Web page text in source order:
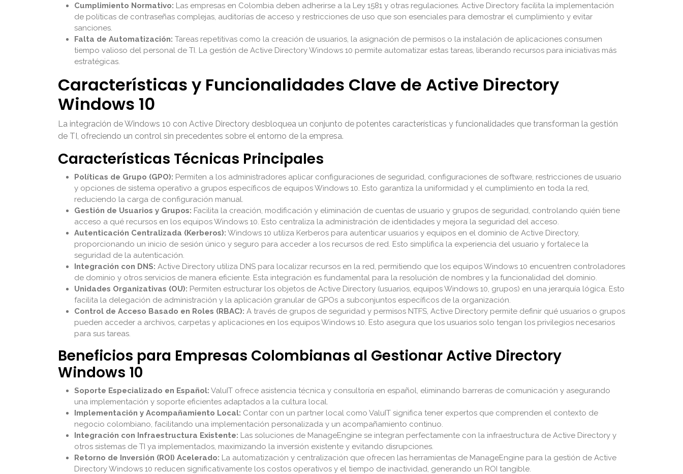
Cumplimiento Normativo: Las empresas en Colombia deben adherirse a la Ley 1581 y otras regulaciones. Active Directory facilita la implementación
de políticas de contraseñas complejas, auditorías de acceso y restricciones de uso que son esenciales para demostrar el cumplimiento y evitar
sanciones.
Falta de Automatización: Tareas repetitivas como la creación de usuarios, la asignación de permisos o la instalación de aplicaciones consumen
tiempo valioso del personal de TI. La gestión de Active Directory Windows 10 permite automatizar estas tareas, liberando recursos para iniciativas más
estratégicas.
Características y Funcionalidades Clave de Active Directory
Windows 10
La integración de Windows 10 con Active Directory desbloquea un conjunto de potentes características y funcionalidades que transforman la gestión
de TI, ofreciendo un control sin precedentes sobre el entorno de la empresa.
Características Técnicas Principales
Políticas de Grupo (GPO): Permiten a los administradores aplicar configuraciones de seguridad, configuraciones de software, restricciones de usuario
y opciones de sistema operativo a grupos específicos de equipos Windows 10. Esto garantiza la uniformidad y el cumplimiento en toda la red,
reduciendo la carga de configuración manual.
Gestión de Usuarios y Grupos: Facilita la creación, modificación y eliminación de cuentas de usuario y grupos de seguridad, controlando quién tiene
acceso a qué recursos en los equipos Windows 10. Esto centraliza la administración de identidades y mejora la seguridad del acceso.
Autenticación Centralizada (Kerberos): Windows 10 utiliza Kerberos para autenticar usuarios y equipos en el dominio de Active Directory,
proporcionando un inicio de sesión único y seguro para acceder a los recursos de red. Esto simplifica la experiencia del usuario y fortalece la
seguridad de la autenticación.
Integración con DNS: Active Directory utiliza DNS para localizar recursos en la red, permitiendo que los equipos Windows 10 encuentren controladores
de dominio y otros servicios de manera eficiente. Esta integración es fundamental para la resolución de nombres y la funcionalidad del dominio.
Unidades Organizativas (OU): Permiten estructurar los objetos de Active Directory (usuarios, equipos Windows 10, grupos) en una jerarquía lógica. Esto
facilita la delegación de administración y la aplicación granular de GPOs a subconjuntos específicos de la organización.
Control de Acceso Basado en Roles (RBAC): A través de grupos de seguridad y permisos NTFS, Active Directory permite definir qué usuarios o grupos
pueden acceder a archivos, carpetas y aplicaciones en los equipos Windows 10. Esto asegura que los usuarios solo tengan los privilegios necesarios
para sus tareas.
Beneficios para Empresas Colombianas al Gestionar Active Directory
Windows 10
Soporte Especializado en Español: ValuIT ofrece asistencia técnica y consultoría en español, eliminando barreras de comunicación y asegurando
una implementación y soporte eficientes adaptados a la cultura local.
Implementación y Acompañamiento Local: Contar con un partner local como ValuIT significa tener expertos que comprenden el contexto de
negocio colombiano, facilitando una implementación personalizada y un acompañamiento continuo.
Integración con Infraestructura Existente: Las soluciones de ManageEngine se integran perfectamente con la infraestructura de Active Directory y
otros sistemas de TI ya implementados, maximizando la inversión existente y evitando disrupciones.
Retorno de Inversión (ROI) Acelerado: La automatización y centralización que ofrecen las herramientas de ManageEngine para la gestión de Active
Directory Windows 10 reducen significativamente los costos operativos y el tiempo de inactividad, generando un ROI tangible.